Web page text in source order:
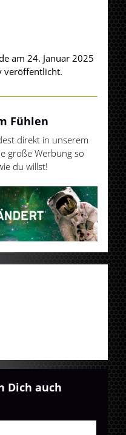
am 24. Januar 2025
veröffentlicht.
Fühlen
direkt in unserem
große Werbung so
du willst!
Dich auch